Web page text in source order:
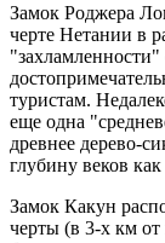
Замок Роджера
черте Нетании в
"захламленности"
туристам.
еще одна
древнее дерево-
глубину веков
Замок Какун
черты (в 3-х км